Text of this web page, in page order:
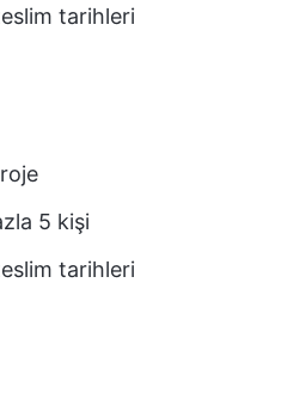
tarihleri
5 kişi
tarihleri